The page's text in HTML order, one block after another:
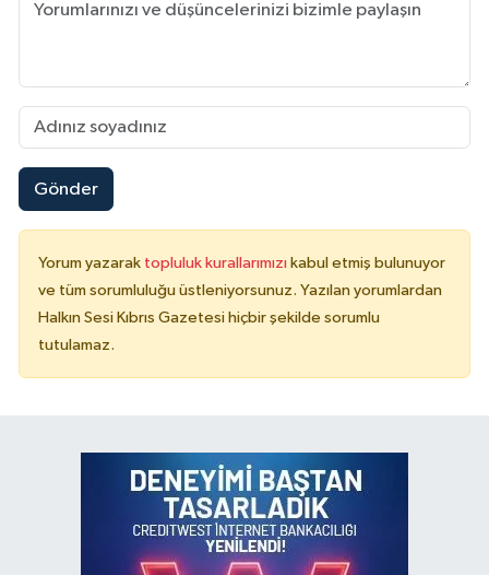
Gönder
Yorum yazarak topluluk kurallarımızı kabul etmiş bulunuyor
ve tüm sorumluluğu üstleniyorsunuz. Yazılan yorumlardan
Halkın Sesi Kıbrıs Gazetesi hiçbir şekilde sorumlu
tutulamaz.